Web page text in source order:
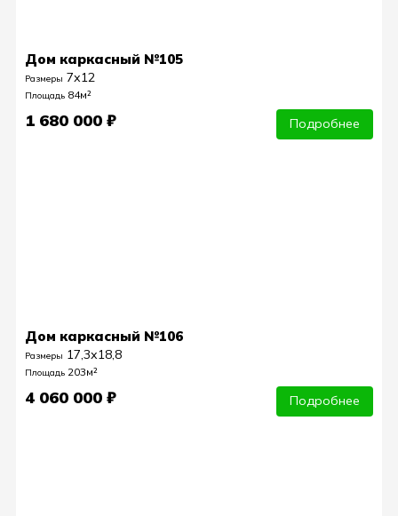
Дом каркасный №105
Размеры 7х12
Площадь 84м²
1 680 000 ₽ Подробнее
Дом каркасный №106
Размеры 17,3х18,8
Площадь 203м²
4 060 000 ₽ Подробнее